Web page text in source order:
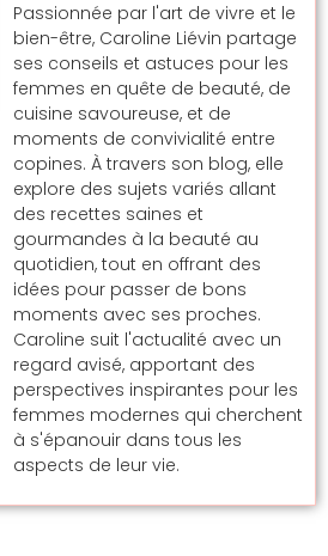
Passionnée par l'art de vivre et le
bien-être, Caroline Liévin partage
ses conseils et astuces pour les
femmes en quête de beauté, de
cuisine savoureuse, et de
moments de convivialité entre
copines. À travers son blog, elle
explore des sujets variés allant
des recettes saines et
gourmandes à la beauté au
quotidien, tout en offrant des
idées pour passer de bons
moments avec ses proches.
Caroline suit l'actualité avec un
regard avisé, apportant des
perspectives inspirantes pour les
femmes modernes qui cherchent
à s'épanouir dans tous les
aspects de leur vie.